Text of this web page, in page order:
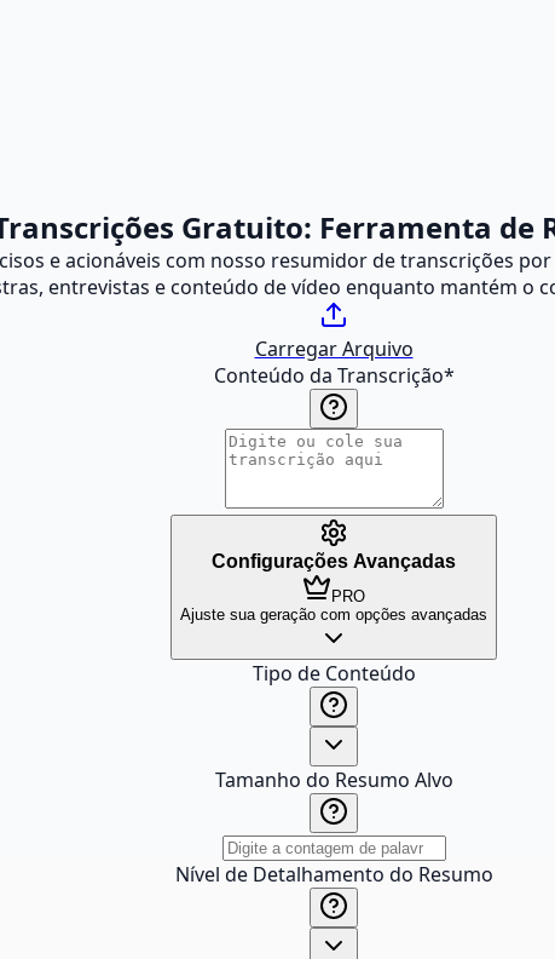
Gratuito: Ferramenta de
e acionáveis com nosso resumidor de transcrições
entrevistas e conteúdo de vídeo enquanto mantém o
Carregar Arquivo
Conteúdo da Transcrição*
Configurações Avançadas
PRO
Ajuste sua geração com opções avançadas
Tipo de Conteúdo
Tamanho do Resumo Alvo
Nível de Detalhamento do Resumo